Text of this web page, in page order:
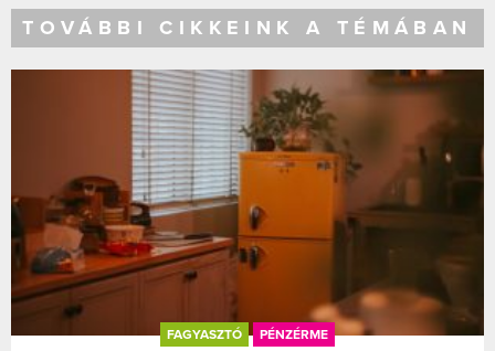
TOVÁBBI CIKKEINK A TÉMÁBAN
FAGYASZTÓ PÉNZÉRME